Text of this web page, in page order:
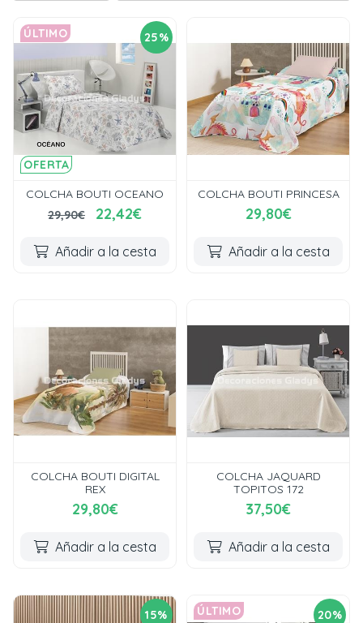
25%
OFERTA
ÚLTIMO
COLCHA BOUTI OCEANO
29,90€
22,42€
Añadir a la cesta
COLCHA BOUTI PRINCESA
29,80€
Añadir a la cesta
COLCHA BOUTI DIGITAL
REX
29,80€
Añadir a la cesta
COLCHA JAQUARD
TOPITOS 172
37,50€
Añadir a la cesta
15% 20%
ÚLTIMO